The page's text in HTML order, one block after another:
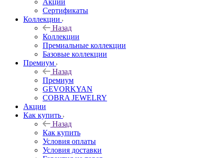
Акции
Сертификаты
Коллекции
Назад
Коллекции
Премиальные коллекции
Базовые коллекции
Премиум
Назад
Премиум
GEVORKYAN
COBRA JEWELRY
Акции
Как купить
Назад
Как купить
Условия оплаты
Условия доставки